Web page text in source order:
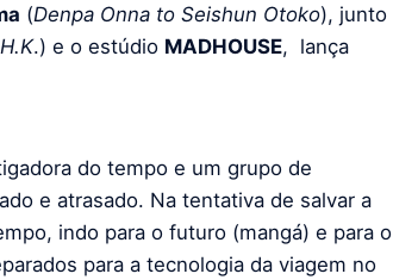
(Denpa Onna to Seishun Otoko), junto
.) e o estúdio MADHOUSE, lança
do tempo e um grupo de
e atrasado. Na tentativa de salvar a
indo para o futuro (mangá) e para o
para a tecnologia da viagem no